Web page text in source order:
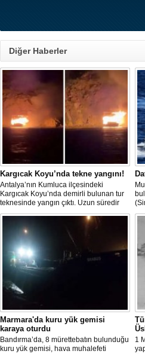
Diğer Haberler
Kargıcak Koyu’nda tekne yangını!
Antalya’nın Kumluca ilçesindeki
Kargıcak Koyu’nda demirli bulunan tur
teknesinde yangın çıktı. Uzun süredir
kullanılmadığı belirtilen ve içerisinde
kimsenin bulunmadığı tekne, itfaiyenin
karadan müdahale edememesi
nedeniyle tamamen yanarak
kullanılamaz hale geldi.
Marmara'da kuru yük gemisi
karaya oturdu
Bandırma’da, 8 mürettebatın bulunduğu
kuru yük gemisi, hava muhalefeti
1